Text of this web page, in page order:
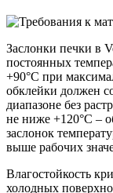
Заслонки печки в
постоянных
+90°C при
обклейки должен
диапазоне без
не ниже +120°C –
заслонок
выше рабочих
Влагостойкость
холодных